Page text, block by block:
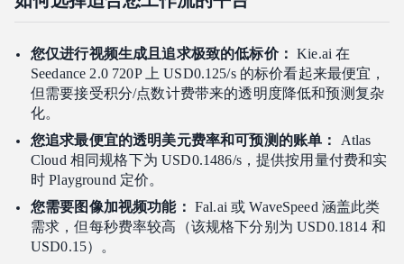
您仅进行视频生成且追求极致的低标价： Kie.ai 在
Seedance 2.0 720P 上 USD0.125/s 的标价看起来最便宜，
但需要接受积分/点数计费带来的透明度降低和预测复杂
化。
您追求最便宜的透明美元费率和可预测的账单：
Atlas
Cloud 相同规格下为 USD0.1486/s，提供按用量付费和实
时 Playground 定价。
您需要图像加视频功能： Fal.ai 或 WaveSpeed 涵盖此类
需求，但每秒费率较高（该规格下分别为 USD0.1814 和
USD0.15）。